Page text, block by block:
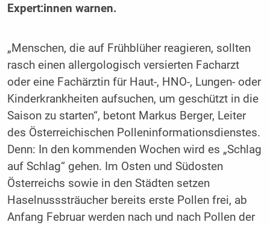
Expert:innen warnen.
„Menschen, die auf Frühblüher reagieren, sollten
rasch einen allergologisch versierten Facharzt
oder eine Fachärztin für Haut-, HNO-, Lungen- oder
Kinderkrankheiten aufsuchen, um geschützt in die
Saison zu starten“, betont Markus Berger, Leiter
des Österreichischen Polleninformationsdienstes.
Denn: In den kommenden Wochen wird es „Schlag
auf Schlag“ gehen. Im Osten und Südosten
Österreichs sowie in den Städten setzen
Haselnusssträucher bereits erste Pollen frei, ab
Anfang Februar werden nach und nach Pollen der